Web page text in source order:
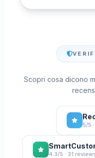
Scopri cosa dicono
5/5
4.3/5 · 31